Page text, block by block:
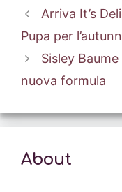
Arriva It’s
Pupa per
Sisley
nuova formula
About